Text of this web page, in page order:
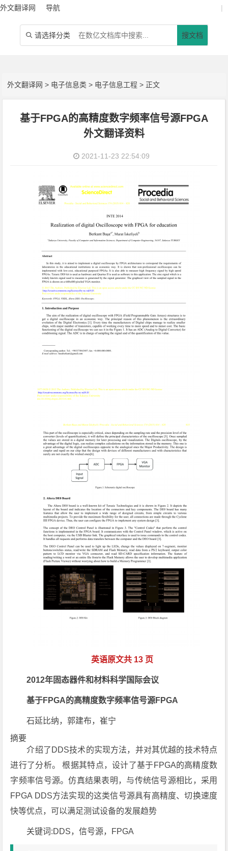
外文翻译网 导航 |
 请选择分类 搜文档
外文翻译网 > 电子信息类 > 电子信息工程 > 正文
基于FPGA的高精度数字频率信号源FPGA
外文翻译资料
2021-11-23 22:54:09
英语原文共 13 页
2012年固态器件和材料科学国际会议
基于FPGA的高精度数字频率信号源FPGA
石延比纳，郭建布，崔宁
摘要
介绍了DDS技术的实现方法，并对其优越的技术特点
进行了分析。 根据其特点，设计了基于FPGA的高精度数
字频率信号源。仿真结果表明，与传统信号源相比，采用
FPGA DDS方法实现的这类信号源具有高精度、切换速度
快等优点，可以满足测试设备的发展趋势
关键词:DDS，信号源，FPGA